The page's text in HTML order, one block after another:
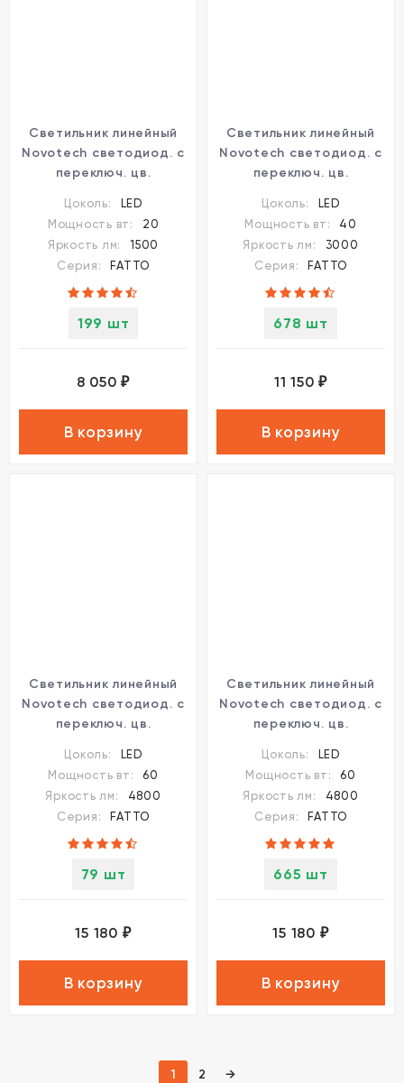
Светильник линейный
Novotech светодиод. с
переключ. цв.
20W 220-240V
3000К\4000К\6000К
FATTO 359602
Цоколь:
LED
Мощность вт:
20
Яркость лм:
1500
Серия:
FATTO
199 шт
8 050₽
В корзину
Светильник линейный
Novotech светодиод. с
переключ. цв.
40W 220-240V
3000К\4000К\6000К
FATTO 359605
Цоколь:
LED
Мощность вт:
40
Яркость лм:
3000
Серия:
FATTO
678 шт
11 150₽
В корзину
Светильник линейный
Novotech светодиод. с
переключ. цв.
60W 220-240V
3000К\4000К\6000К
FATTO 359606
Цоколь:
LED
Мощность вт:
60
Яркость лм:
4800
Серия:
FATTO
79 шт
15 180 ₽
В корзину
Светильник линейный
Novotech светодиод. с
переключ. цв.
60W 220-240V
3000К\4000К\6000К
FATTO 359607
Цоколь:
LED
Мощность вт:
60
Яркость лм:
4800
Серия:
FATTO
665 шт
15 180 ₽
В корзину
1 2 →